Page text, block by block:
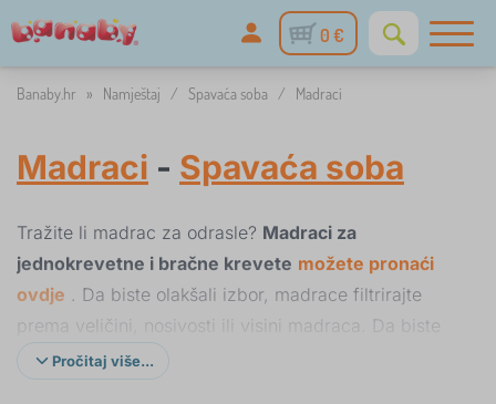
0 €
Banaby.hr » Namještaj / Spavaća soba / Madraci
Madraci - Spavaća soba
Tražite li madrac za odrasle? Madraci za
jednokrevetne i bračne krevete možete pronaći
ovdje . Da biste olakšali izbor, madrace filtrirajte
prema veličini, nosivosti ili visini madraca. Da biste
produžili život madraca, ne zaboravite na
Pročitaj više...